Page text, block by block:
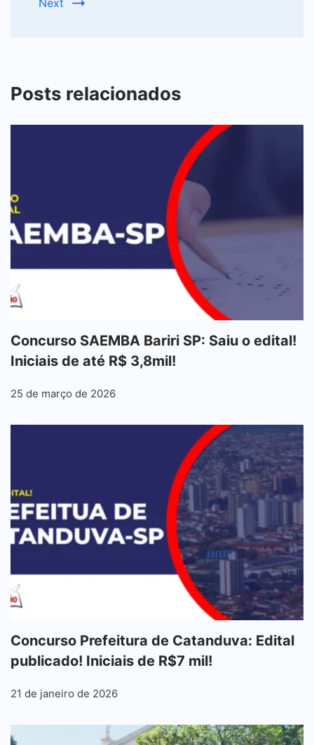
Next
Posts relacionados
Concurso SAEMBA Bariri SP: Saiu o edital!
Iniciais de até R$ 3,8mil!
25 de março de 2026
Concurso Prefeitura de Catanduva: Edital
publicado! Iniciais de R$7 mil!
21 de janeiro de 2026